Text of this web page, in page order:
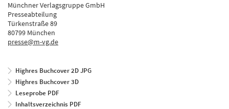
Münchner Verlagsgruppe GmbH
Presseabteilung
Türkenstraße 89
80799 München
presse@m-vg.de
Highres Buchcover 2D JPG
Highres Buchcover 3D
Leseprobe PDF
Inhaltsverzeichnis PDF